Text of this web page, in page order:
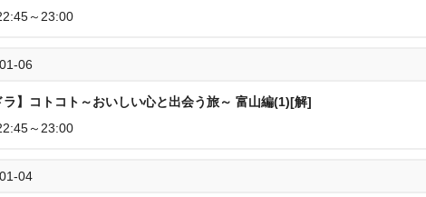
～23:00
06
ラ】コトコト～おいしい心と出会う旅～ 富山編(1)[解]
～23:00
04